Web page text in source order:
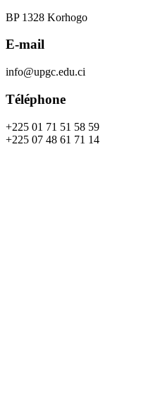
BP 1328 Korhogo
E-mail
info@upgc.edu.ci
Téléphone
+225 01 71 51 58 59
+225 07 48 61 71 14